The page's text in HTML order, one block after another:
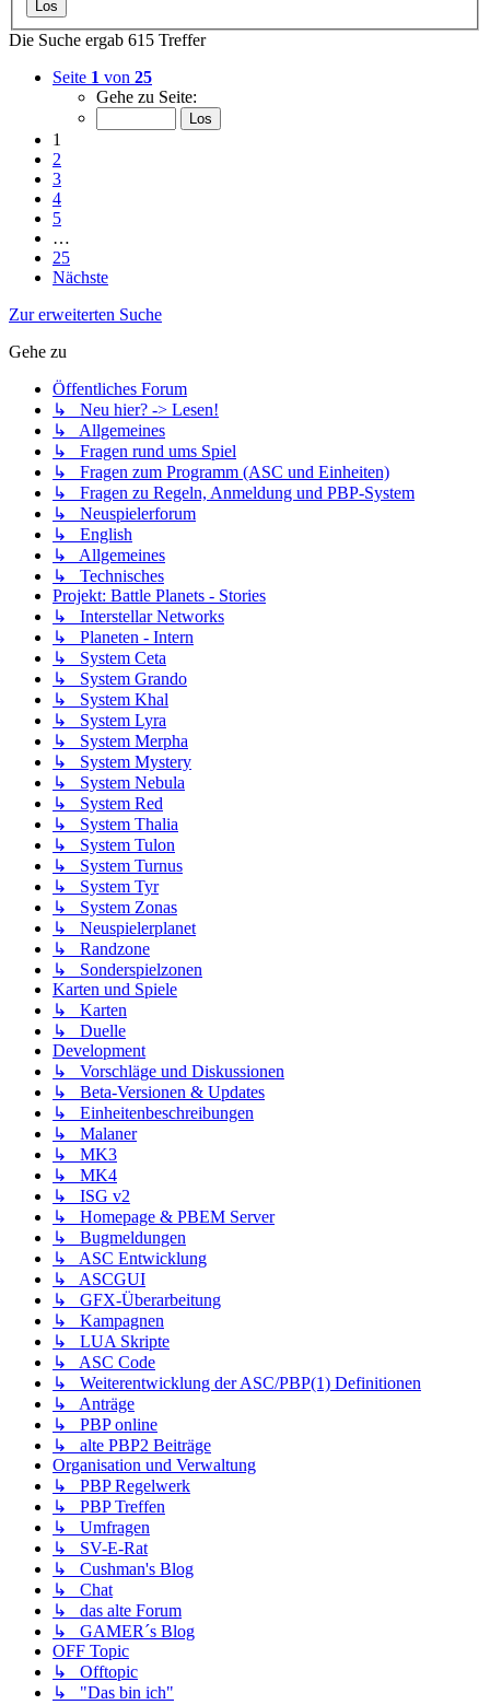
Die Suche ergab 615 Treffer
Seite 1 von 25
Gehe zu Seite:
1
2
3
4
5
…
25
Nächste
Zur erweiterten Suche
Gehe zu
Öffentliches Forum
↳ Neu hier? -> Lesen!
↳ Allgemeines
↳ Fragen rund ums Spiel
↳ Fragen zum Programm (ASC und Einheiten)
↳ Fragen zu Regeln, Anmeldung und PBP-System
↳ Neuspielerforum
↳ English
↳ Allgemeines
↳ Technisches
Projekt: Battle Planets - Stories
↳ Interstellar Networks
↳ Planeten - Intern
↳ System Ceta
↳ System Grando
↳ System Khal
↳ System Lyra
↳ System Merpha
↳ System Mystery
↳ System Nebula
↳ System Red
↳ System Thalia
↳ System Tulon
↳ System Turnus
↳ System Tyr
↳ System Zonas
↳ Neuspielerplanet
↳ Randzone
↳ Sonderspielzonen
Karten und Spiele
↳ Karten
↳ Duelle
Development
↳ Vorschläge und Diskussionen
↳ Beta-Versionen & Updates
↳ Einheitenbeschreibungen
↳ Malaner
↳ MK3
↳ MK4
↳ ISG v2
↳ Homepage & PBEM Server
↳ Bugmeldungen
↳ ASC Entwicklung
↳ ASCGUI
↳ GFX-Überarbeitung
↳ Kampagnen
↳ LUA Skripte
↳ ASC Code
↳ Weiterentwicklung der ASC/PBP(1) Definitionen
↳ Anträge
↳ PBP online
↳ alte PBP2 Beiträge
Organisation und Verwaltung
↳ PBP Regelwerk
↳ PBP Treffen
↳ Umfragen
↳ SV-E-Rat
↳ Cushman's Blog
↳ Chat
↳ das alte Forum
↳ GAMER´s Blog
OFF Topic
↳ Offtopic
↳ "Das bin ich"